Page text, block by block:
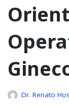
Dr. Renato